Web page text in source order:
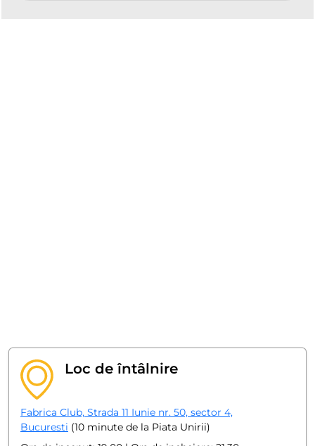
Loc de întâlnire
Fabrica Club, Strada 11 Iunie nr. 50, sector 4,
Bucuresti (10 minute de la Piata Unirii)